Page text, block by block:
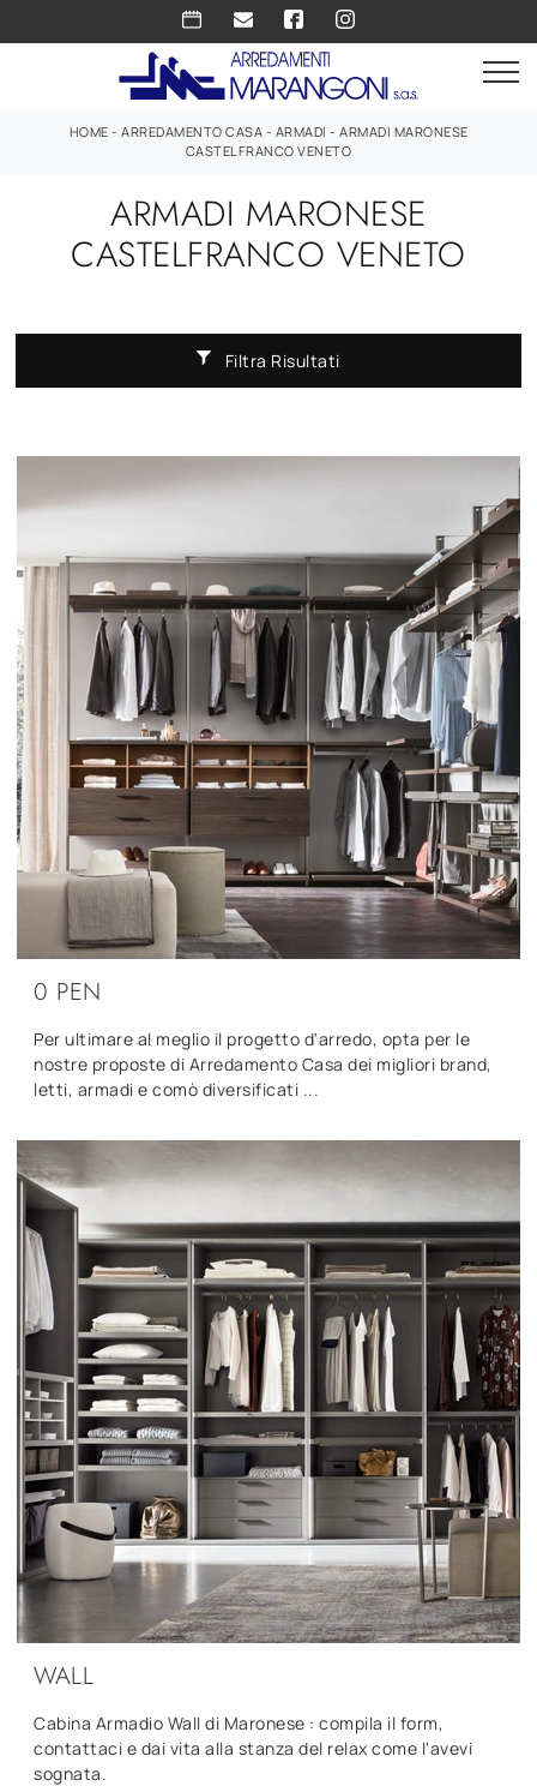
HOME - ARREDAMENTO CASA - ARMADI - ARMADI MARONESE
CASTELFRANCO VENETO
ARMADI MARONESE
CASTELFRANCO VENETO
Filtra Risultati
0 PEN
Per ultimare al meglio il progetto d'arredo, opta per le
nostre proposte di Arredamento Casa dei migliori brand,
letti, armadi e comò diversificati ...
WALL
Cabina Armadio Wall di Maronese : compila il form,
contattaci e dai vita alla stanza del relax come l'avevi
sognata.